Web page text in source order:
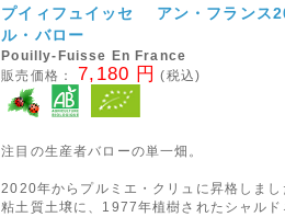
プイィフュイッセ アン・フランス
ル・バロー
Pouilly-Fuisse En France
販売価格： 7,180 円 (税込)
注目の生産者バローの単一畑。
2020年からプルミエ・クリュに昇格しまし
粘土質土壌に、1977年植樹されたシャルド